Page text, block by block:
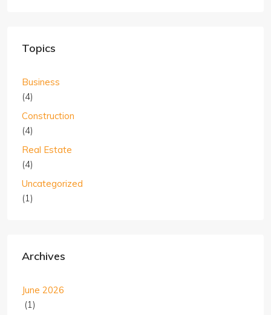
Topics
Business
(4)
Construction
(4)
Real Estate
(4)
Uncategorized
(1)
Archives
June 2026
(1)